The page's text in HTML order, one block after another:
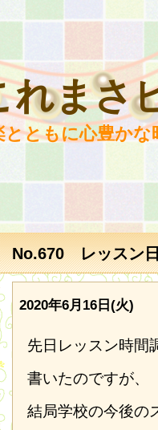
れまさ
とともに心豊か
No.670 レッスン
2020年6月16日(火)
先日レッスン時間
書いたのですが、
結局学校の今後の